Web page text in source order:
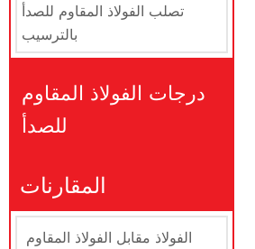
تصلب الفولاذ المقاوم للصدأ
بالترسيب
درجات الفولاذ المقاوم
للصدأ
المقارنات
الفولاذ مقابل الفولاذ المقاوم